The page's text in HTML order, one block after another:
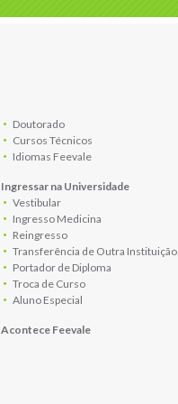
Doutorado
Cursos Técnicos
Idiomas Feevale
Ingressar na Universidade
Vestibular
Ingresso Medicina
Reingresso
Transferência de Outra Instituição
Portador de Diploma
Troca de Curso
Aluno Especial
Acontece Feevale